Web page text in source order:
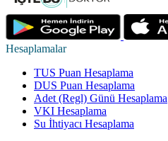
Hesaplamalar
TUS Puan Hesaplama
DUS Puan Hesaplama
Adet (Regl) Günü Hesaplama
VKI Hesaplama
Su İhtiyacı Hesaplama